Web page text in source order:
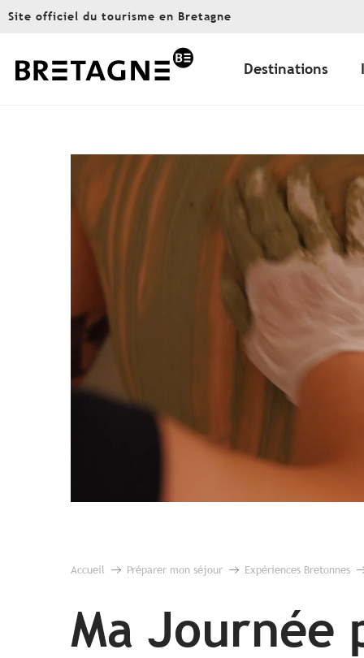
Aller
principal
Site officiel du tourisme en Bretagne
Destinations
Accueil Préparer mon séjour Expériences Bretonnes
Ma Journée